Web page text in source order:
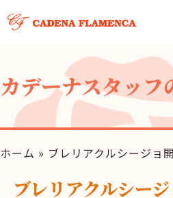
カデーナスタッフ
ホーム » ブレリアクルシージョ
ブレリアクルシー